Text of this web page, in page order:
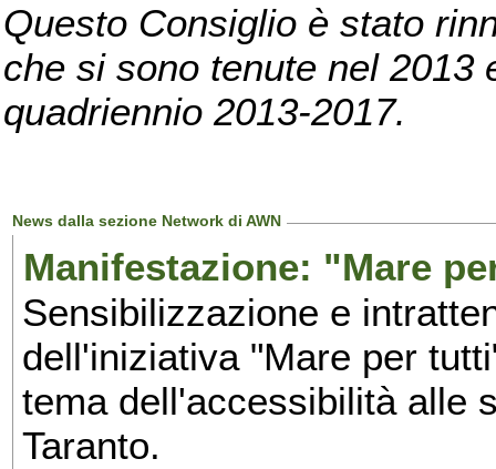
Questo Consiglio è stato
che si sono tenute nel 2013
quadriennio 2013-2017.
News dalla sezione Network di AWN
Manifestazione: "Mare
Sensibilizzazione e
dell'iniziativa "Mare per
tema dell'accessibilità alle
Taranto.